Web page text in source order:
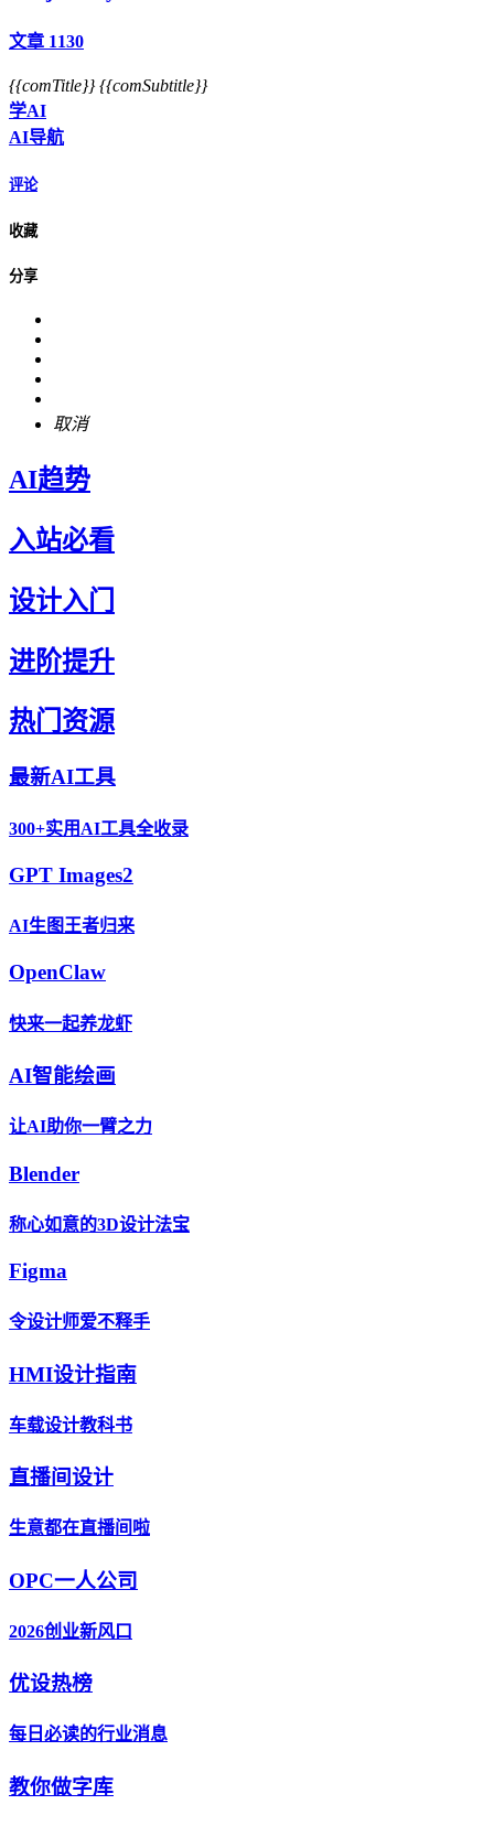
文章 1130
{{comTitle}} {{comSubtitle}}
学AI
AI导航
评论
收藏
分享
取消
AI趋势
入站必看
设计入门
进阶提升
热门资源
最新AI工具
300+实用AI工具全收录
GPT Images2
AI生图王者归来
OpenClaw
快来一起养龙虾
AI智能绘画
让AI助你一臂之力
Blender
称心如意的3D设计法宝
Figma
令设计师爱不释手
HMI设计指南
车载设计教科书
直播间设计
生意都在直播间啦
OPC一人公司
2026创业新风口
优设热榜
每日必读的行业消息
教你做字库